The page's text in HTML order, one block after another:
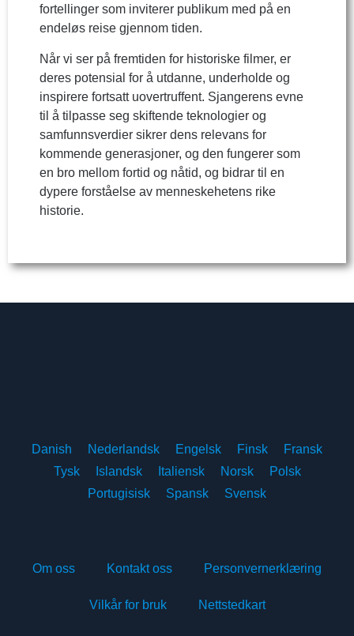
fortellinger som inviterer publikum med på en
endeløs reise gjennom tiden.
Når vi ser på fremtiden for historiske filmer, er
deres potensial for å utdanne, underholde og
inspirere fortsatt uovertruffent. Sjangerens evne
til å tilpasse seg skiftende teknologier og
samfunnsverdier sikrer dens relevans for
kommende generasjoner, og den fungerer som
en bro mellom fortid og nåtid, og bidrar til en
dypere forståelse av menneskehetens rike
historie.
Danish Nederlandsk Engelsk Finsk
Fransk
Tysk
Islandsk Italiensk Norsk
Polsk
Portugisisk
Spansk Svensk
Om oss Kontakt oss Personvernerklæring
Vilkår for bruk Nettstedkart